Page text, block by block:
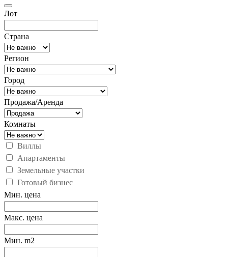
Лот
Страна
Регион
Город
Продажа/Аренда
Комнаты
Виллы
Апартаменты
Земельные участки
Готовый бизнес
Мин. цена
Макс. цена
Мин. m2